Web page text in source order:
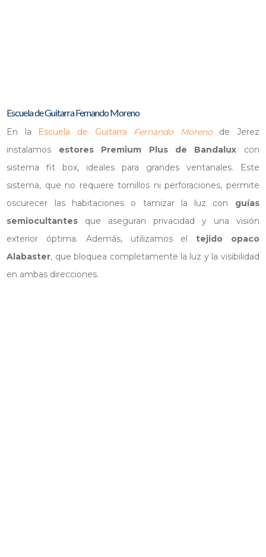
Escuela de Guitarra Fernando Moreno
En la Escuela de Guitarra Fernando Morenode Jerez
instalamos estores Premium Plus de Bandalux con
sistema fit box, ideales para grandes ventanales. Este
sistema, que no requiere tornillos ni perforaciones, permite
oscurecer las habitaciones o tamizar la luz con guías
semiocultantes que aseguran privacidad y una visión
exterior óptima. Además, utilizamos eltejido opaco
Alabaster, que bloquea completamente la luz y la visibilidad
en ambas direcciones.